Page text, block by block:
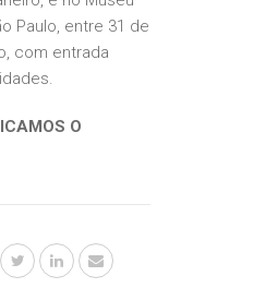
Paulo, entre 31 de
com entrada
O